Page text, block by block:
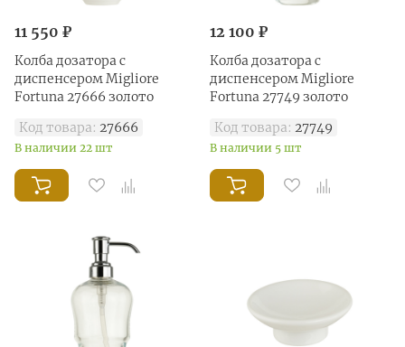
11 550 ₽
Колба дозатора с
диспенсером Migliore
Fortuna 27666 золото
Код товара: 27666
В наличии 22 шт
12 100 ₽
Колба дозатора с
диспенсером Migliore
Fortuna 27749 золото
Код товара: 27749
В наличии 5 шт